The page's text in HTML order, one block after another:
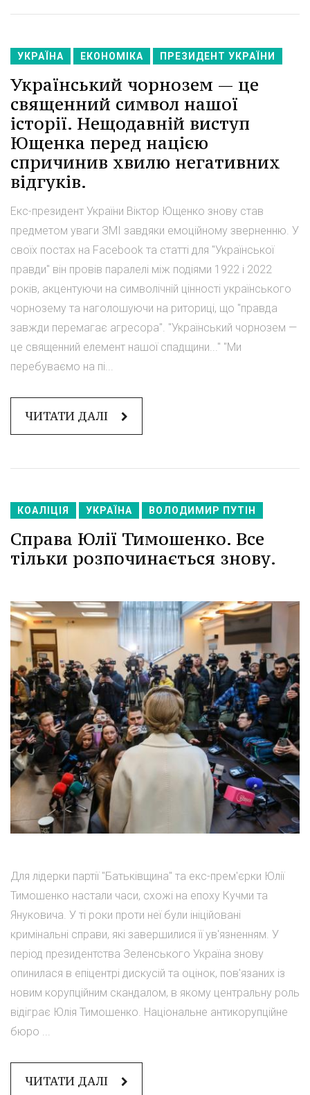
УКРАЇНА ЕКОНОМІКА ПРЕЗИДЕНТ УКРАЇНИ
Український чорнозем — це
священний символ нашої
історії. Нещодавній виступ
Ющенка перед нацією
спричинив хвилю негативних
відгуків.
Екс-президент України Віктор Ющенко знову став
предметом уваги ЗМІ завдяки емоційному зверненню. У
своїх постах на Facebook та статті для "Української
правди" він провів паралелі між подіями 1922 і 2022
років, акцентуючи на символічній цінності українського
чорнозему та наголошуючи на риториці, що "правда
завжди перемагає агресора". "Український чорнозем —
це священний елемент нашої спадщини..." "Ми
перебуваємо на пі...
ЧИТАТИ ДАЛІ
КОАЛІЦІЯ УКРАЇНА ВОЛОДИМИР ПУТІН
Справа Юлії Тимошенко. Все
тільки розпочинається знову.
Для лідерки партії "Батьківщина" та екс-прем'єрки Юлії
Тимошенко настали часи, схожі на епоху Кучми та
Януковича. У ті роки проти неї були ініційовані
кримінальні справи, які завершилися її ув'язненням. У
період президентства Зеленського Україна знову
опинилася в епіцентрі дискусій та оцінок, пов'язаних із
новим корупційним скандалом, в якому центральну роль
відіграє Юлія Тимошенко. Національне антикорупційне
бюро ...
ЧИТАТИ ДАЛІ